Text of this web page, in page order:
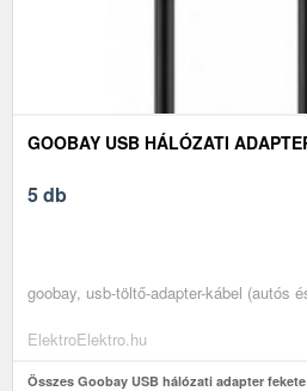
GOOBAY USB HÁLÓZATI
5 db
goobay, usb-töltő-adapter-kábel (autós
ElektroElektro.hu
Összes Goobay USB hálózati adapter